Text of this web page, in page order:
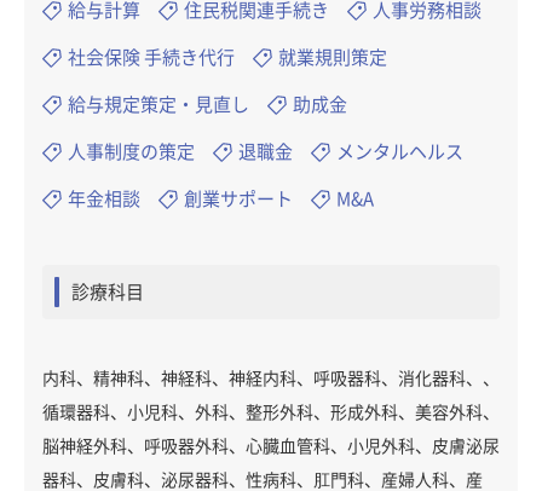
給与計算 住民税関連手続き 人事労務相談
社会保険 手続き代行 就業規則策定
給与規定策定・見直し 助成金
人事制度の策定 退職金 メンタルヘルス
年金相談 創業サポート M&A
診療科目
内科、精神科、神経科、神経内科、呼吸器科、消化器科、、
循環器科、小児科、外科、整形外科、形成外科、美容外科、
脳神経外科、呼吸器外科、心臓血管科、小児外科、皮膚泌尿
器科、皮膚科、泌尿器科、性病科、肛門科、産婦人科、産